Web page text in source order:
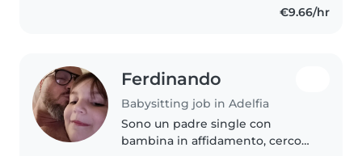
€9.66/hr
Ferdinando
Babysitting job in Adelfia
Sono un padre single con
bambina in affidamento, cerco